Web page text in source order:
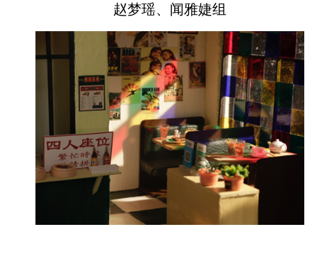
赵梦瑶、闻雅婕组